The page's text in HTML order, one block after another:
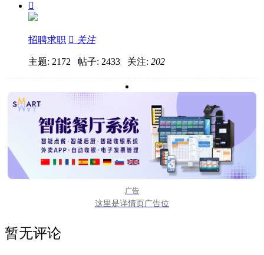

招聘求职  关注
主题: 2172 帖子: 2433 关注: 202
广告
这里是详情页广告位
暂无评论